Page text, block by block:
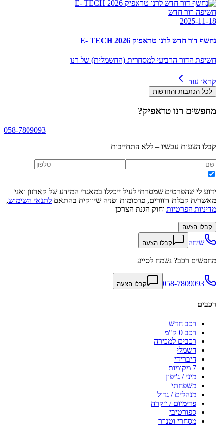
חשיפה דור חדש
2025-11-18
נחשף דור חדש לרנו טראפיק E- TECH 2026
חשיפת הדור הרביעי למסחרית (החשמלית) של רנו
קראו עוד
לכל הכתבות והחדשות
מחפשים רנו טראפיק?
058-7809093
קבלו הצעות עכשיו – ללא התחייבות
ידוע לי שהפרטים שמסרתי לעיל ייכללו במאגרי המידע של קארזון ואני
מאשר/ת קבלת דיוורים, פרסומות ופניה שיווקית בהתאם לתנאי השימוש,
מדיניות הפרטיות וחוק הגנת הצרכן
קבלו הצעה
שיחה קבלו הצעה
מחפשים רכב? נשמח לסייע
058-7809093 קבלו הצעה
רכבים
רכב חדש
רכב 0 ק"מ
רכבים למכירה
חשמלי
היברידי
7 מקומות
מיני / ג'יפון
משפחתי
מנהלים / גדול
פרימיום / יוקרה
ספורטיבי
מסחרי וטנדר